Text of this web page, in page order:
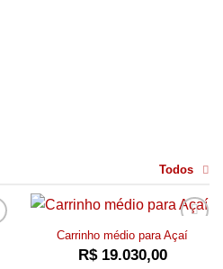
escolhidas
página
produto
Todos
Add to
Carrinho médio para Açaí
R$19.030,00